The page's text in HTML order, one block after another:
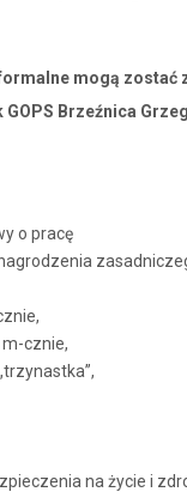
mogą
Brzeźnica
o pracę
cznie,
na życie i